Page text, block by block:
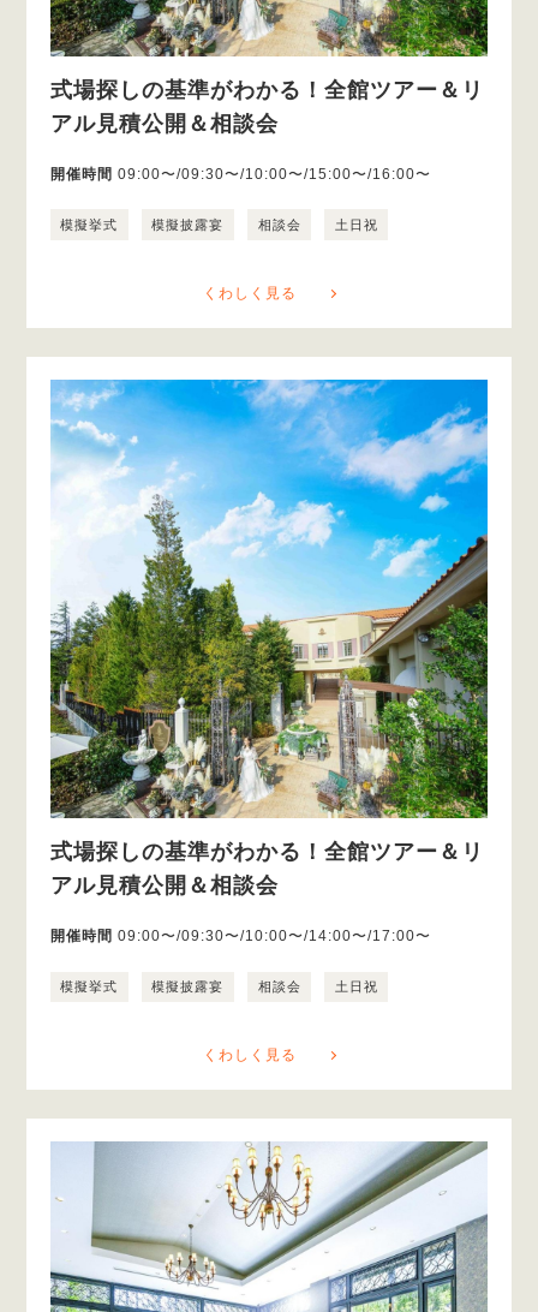
式場探しの基準がわかる！全館ツアー＆リ
アル見積公開＆相談会
開催時間 09:00〜/09:30〜/10:00〜/15:00〜/16:00〜
模擬挙式 模擬披露宴 相談会 土日祝
くわしく見る
式場探しの基準がわかる！全館ツアー＆リ
アル見積公開＆相談会
開催時間 09:00〜/09:30〜/10:00〜/14:00〜/17:00〜
模擬挙式 模擬披露宴 相談会 土日祝
くわしく見る